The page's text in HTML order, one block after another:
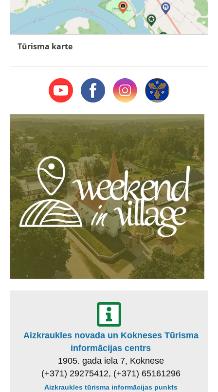
Tūrisma karte
Aizkraukles novada un Kokneses Tūrisma
informācijas centrs
1905. gada iela 7, Koknese
(+371) 29275412, (+371) 65161296
Aizkraukles tūrisma informācijas punkts